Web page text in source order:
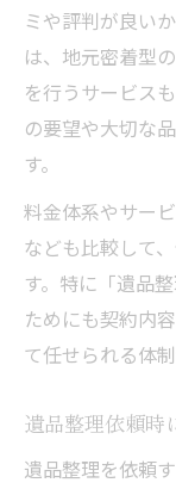
ミや評判が良い
は、地元密着型
を行うサービス
の要望や大切な
す。
料金体系やサー
なども比較して
す。特に「遺品
ためにも契約内
て任せられる体
遺品整理依頼時
遺品整理を依頼